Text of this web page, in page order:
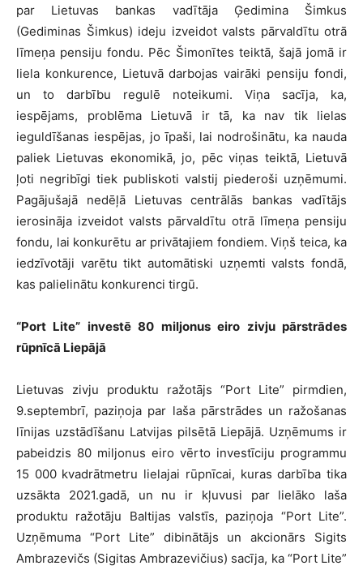
par Lietuvas bankas vadītāja Ģedimina Šimkus
(Gediminas Šimkus) ideju izveidot valsts pārvaldītu otrā
līmeņa pensiju fondu. Pēc Šimonītes teiktā, šajā jomā ir
liela konkurence, Lietuvā darbojas vairāki pensiju fondi,
un to darbību regulē noteikumi. Viņa sacīja, ka,
iespējams, problēma Lietuvā ir tā, ka nav tik lielas
ieguldīšanas iespējas, jo īpaši, lai nodrošinātu, ka nauda
paliek Lietuvas ekonomikā, jo, pēc viņas teiktā, Lietuvā
ļoti negribīgi tiek publiskoti valstij piederoši uzņēmumi.
Pagājušajā nedēļā Lietuvas centrālās bankas vadītājs
ierosināja izveidot valsts pārvaldītu otrā līmeņa pensiju
fondu, lai konkurētu ar privātajiem fondiem. Viņš teica, ka
iedzīvotāji varētu tikt automātiski uzņemti valsts fondā,
kas palielinātu konkurenci tirgū.
“Port Lite” investē 80 miljonus eiro zivju pārstrādes
rūpnīcā Liepājā
Lietuvas zivju produktu ražotājs “Port Lite” pirmdien,
9.septembrī, paziņoja par laša pārstrādes un ražošanas
līnijas uzstādīšanu Latvijas pilsētā Liepājā. Uzņēmums ir
pabeidzis 80 miljonus eiro vērto investīciju programmu
15 000 kvadrātmetru lielajai rūpnīcai, kuras darbība tika
uzsākta 2021.gadā, un nu ir kļuvusi par lielāko laša
produktu ražotāju Baltijas valstīs, paziņoja “Port Lite”.
Uzņēmuma “Port Lite” dibinātājs un akcionārs Sigits
Ambrazevičs (Sigitas Ambrazevičius) sacīja, ka “Port Lite”